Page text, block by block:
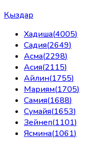
Қыздар
Хадиша(4005)
Садия(2649)
Асма(2298)
Асия(2115)
Айлин(1755)
Мариям(1705)
Самия(1688)
Сумайя(1653)
Зейнеп(1101)
Ясмина(1061)